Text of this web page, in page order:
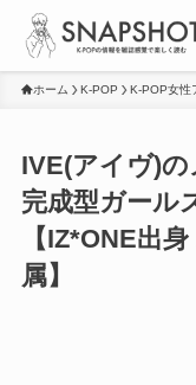
ホーム K-POP K-POP女性
IVE(アイヴ)の
完成型ガール
【IZ*ONE出
属】